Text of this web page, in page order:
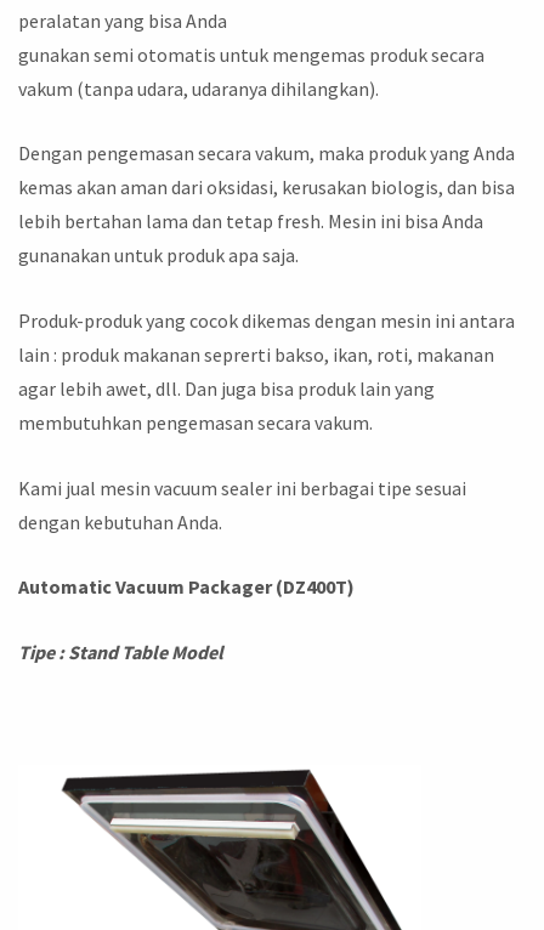
peralatan yang bisa Anda
gunakan semi otomatis untuk mengemas produk secara
vakum (tanpa udara, udaranya dihilangkan).
Dengan pengemasan secara vakum, maka produk yang Anda
kemas akan aman dari oksidasi, kerusakan biologis, dan bisa
lebih bertahan lama dan tetap fresh. Mesin ini bisa Anda
gunanakan untuk produk apa saja.
Produk-produk yang cocok dikemas dengan mesin ini antara
lain : produk makanan seprerti bakso, ikan, roti, makanan
agar lebih awet, dll. Dan juga bisa produk lain yang
membutuhkan pengemasan secara vakum.
Kami jual mesin vacuum sealer ini berbagai tipe sesuai
dengan kebutuhan Anda.
Automatic Vacuum Packager (DZ400T)
Tipe : Stand Table Model